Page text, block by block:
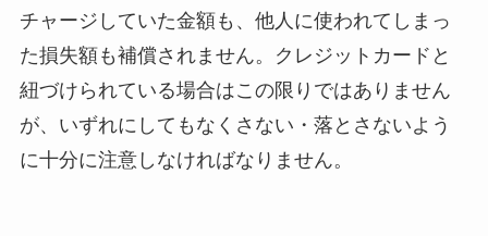
チャージしていた金額も、他人に使われてしまっ
た損失額も補償されません。クレジットカードと
紐づけられている場合はこの限りではありません
が、いずれにしてもなくさない・落とさないよう
に十分に注意しなければなりません。